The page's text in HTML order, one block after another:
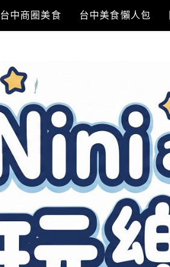
台中商圈美食 台中美食懶人包